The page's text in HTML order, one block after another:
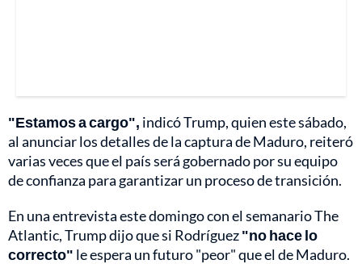
"Estamos a cargo", indicó Trump, quien este sábado,
al anunciar los detalles de la captura de Maduro, reiteró
varias veces que el país será gobernado por su equipo
de confianza para garantizar un proceso de transición.
En una entrevista este domingo con el semanario The
Atlantic, Trump dijo que si Rodríguez"no hace lo
correcto" le espera un futuro "peor" que el de Maduro.